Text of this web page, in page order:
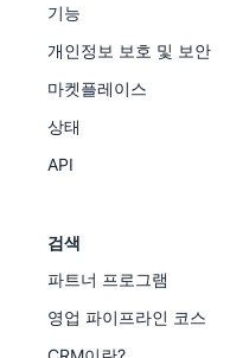
기능
개인정보 보호 및 보안
마켓플레이스
상태
API
검색
파트너 프로그램
영업 파이프라인 코스